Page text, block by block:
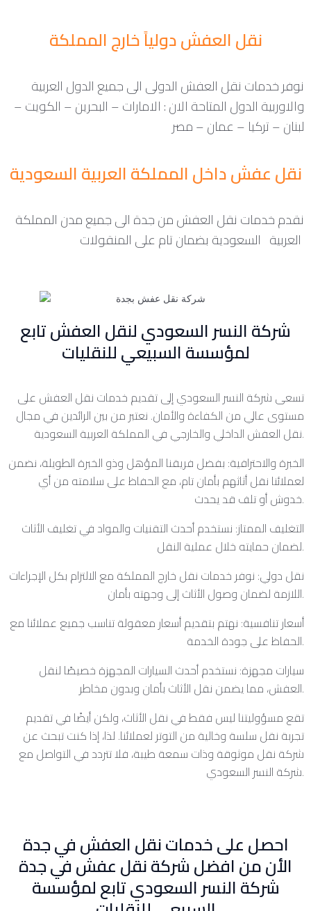
نقل العفش دولياً خارج المملكة
نوفر خدمات نقل العفش الدولى الى جميع الدول العربية
والاوربية الدول المتاحة الان : الامارات – البحرين – الكويت –
لبنان – تركيا – عمان – مصر
نقل عفش داخل المملكة العربية السعودية
نقدم خدمات نقل العفش من جدة الى جميع مدن المملكة
شركة النسر السعودي لنقل العفش تابع
لمؤسسة السبيعي للنقليات
تسعى شركة النسر السعودي إلى تقديم خدمات نقل العفش على
مستوى عالي من الكفاءة والأمان. نعتبر من بين الرائدين في مجال
نقل العفش الداخلي والخارجي في المملكة العربية السعودية.
الخبرة والاحترافية: بفضل فريقنا المؤهل وذو الخبرة الطويلة، نضمن
لعملائنا نقل أثاثهم بأمان تام، مع الحفاظ على سلامته من أي
خدوش أو تلف قد يحدث.
التغليف الممتاز: نستخدم أحدث التقنيات والمواد في تغليف الأثاث
لضمان حمايته خلال عملية النقل.
نقل دولي: نوفر خدمات نقل خارج المملكة مع الالتزام بكل الإجراءات
اللازمة لضمان وصول الأثاث إلى وجهته بأمان.
أسعار تنافسية: نهتم بتقديم أسعار معقولة تناسب جميع عملائنا مع
الحفاظ على جودة الخدمة.
سيارات مجهزة: نستخدم أحدث السيارات المجهزة خصيصًا لنقل
العفش، مما يضمن نقل الأثاث بأمان وبدون مخاطر.
تقع مسؤوليتنا ليس فقط في نقل الأثاث، ولكن أيضًا في تقديم
تجربة نقل سلسة وخالية من التوتر لعملائنا. لذا، إذا كنت تبحث عن
شركة نقل موثوقة وذات سمعة طيبة، فلا تتردد في التواصل مع
شركة النسر السعودي.
احصل على خدمات نقل العفش في جدة
الأن من افضل شركة نقل عفش في جدة
شركة النسر السعودي تابع لمؤسسة